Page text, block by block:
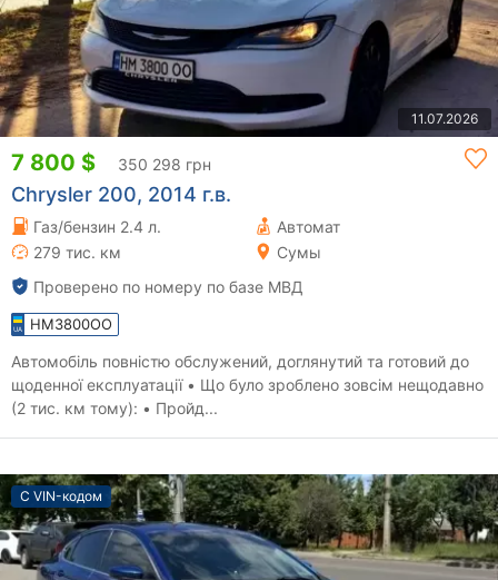
11.07.2026
7 800 $ 350 298 грн
Chrysler 200, 2014 г.в.
Газ/бензин 2.4 л.
Автомат
279 тис. км
Сумы
Проверено по номеру по базе МВД
HM3800OO
Автомобіль повністю обслужений, доглянутий та готовий до
щоденної експлуатації • Що було зроблено зовсім нещодавно
(2 тис. км тому): • Пройд...
С VIN-кодом